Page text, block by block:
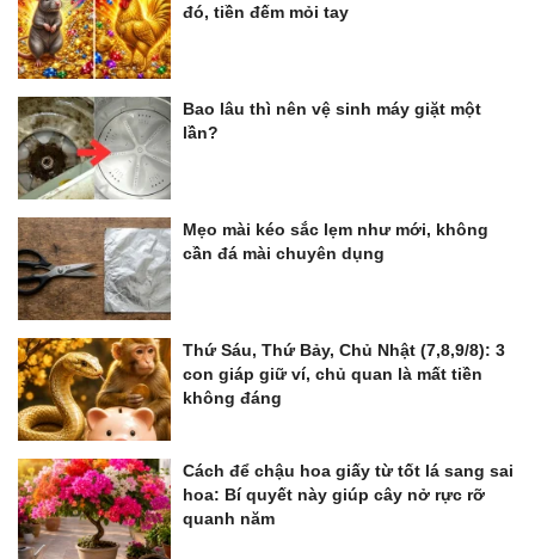
đó, tiền đếm mỏi tay
Bao lâu thì nên vệ sinh máy giặt một
lần?
Mẹo mài kéo sắc lẹm như mới, không
cần đá mài chuyên dụng
Thứ Sáu, Thứ Bảy, Chủ Nhật (7,8,9/8): 3
con giáp giữ ví, chủ quan là mất tiền
không đáng
Cách để chậu hoa giấy từ tốt lá sang sai
hoa: Bí quyết này giúp cây nở rực rỡ
quanh năm